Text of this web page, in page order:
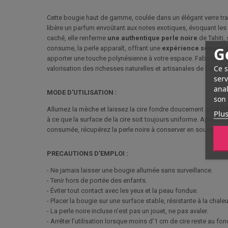
Ce
son
Cette bougie haut de gamme, coulée dans un élégant verre
libère un parfum envoûtant aux notes exotiques, évoquant
caché, elle renferme une authentique perle noire de
consume, la perle apparaît, offrant une expérience
apporter une touche polynésienne à votre espace. Fabriquée
valorisation des richesses naturelles et artisanales de
MODE D'UTILISATION :
Allumez la mèche et laissez la cire fondre doucement pour
à ce que la surface de la cire soit toujours uniforme. Après
consumée, récupérez la perle noire à conserver en souvenir ou
PRECAUTIONS D'EMPLOI :
- Ne jamais laisser une bougie allumée sans surveillance.
- Tenir hors de portée des enfants.
- Éviter tout contact avec les yeux et la peau fondue.
- Placer la bougie sur une surface stable, résistante à la
- La perle noire incluse n’est pas un jouet, ne pas avaler.
- Arrêter l’utilisation lorsque moins d’1 cm de cire reste au